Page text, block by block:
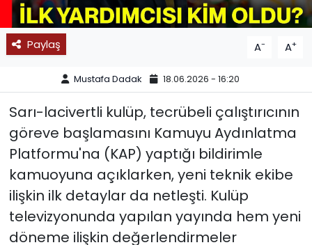
Paylaş A- A+
Mustafa Dadak 18.06.2026 - 16:20
Sarı-lacivertli kulüp, tecrübeli çalıştırıcının
göreve başlamasını Kamuyu Aydınlatma
Platformu'na (KAP) yaptığı bildirimle
kamuoyuna açıklarken, yeni teknik ekibe
ilişkin ilk detaylar da netleşti. Kulüp
televizyonunda yapılan yayında hem yeni
döneme ilişkin değerlendirmeler